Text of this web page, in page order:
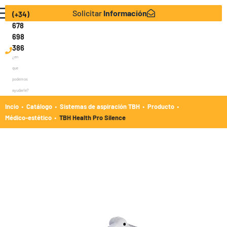
Solicitar Información
(+34)
678
698
386
¿en
que
podemos
ayudarle?
Incio · Catálogo · Sistemas de aspiración TBH · Producto ·
Médico-estético · TBH Health Pro Silence